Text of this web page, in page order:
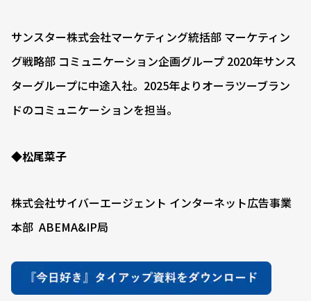
サンスター株式会社マーケティング統括部 マーケティン
グ戦略部 コミュニケーション企画グループ 2020年サンス
ターグループに中途入社。2025年よりオーラツーブラン
ドのコミュニケーションを担当。
◆松尾菜子
株式会社サイバーエージェント インターネット広告事業
本部 ABEMA&IP局